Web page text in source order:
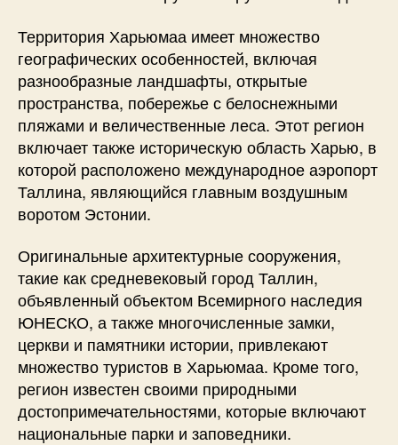
Территория Харьюмаа имеет множество
географических особенностей, включая
разнообразные ландшафты, открытые
пространства, побережье с белоснежными
пляжами и величественные леса. Этот регион
включает также историческую область Харью, в
которой расположено международное аэропорт
Таллина, являющийся главным воздушным
воротом Эстонии.
Оригинальные архитектурные сооружения,
такие как средневековый город Таллин,
объявленный объектом Всемирного наследия
ЮНЕСКО, а также многочисленные замки,
церкви и памятники истории, привлекают
множество туристов в Харьюмаа. Кроме того,
регион известен своими природными
достопримечательностями, которые включают
национальные парки и заповедники.